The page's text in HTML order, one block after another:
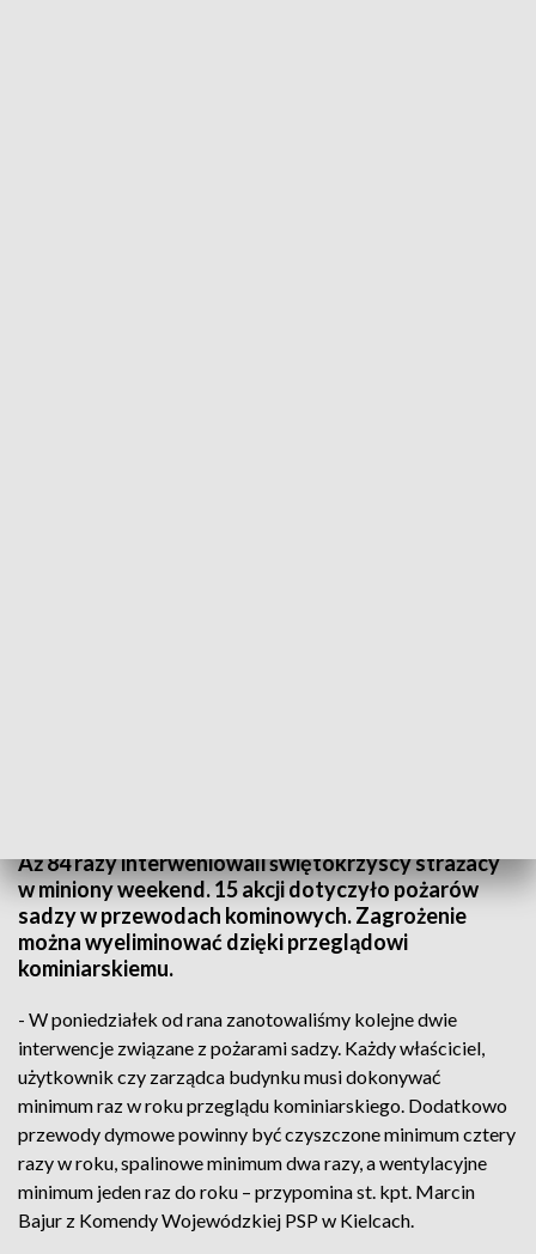
Aż 84 razy interweniowali świętokrzyscy strażacy
w miniony weekend. 15 akcji dotyczyło pożarów
sadzy w przewodach kominowych. Zagrożenie
można wyeliminować dzięki przeglądowi
kominiarskiemu.
- W poniedziałek od rana zanotowaliśmy kolejne dwie
interwencje związane z pożarami sadzy. Każdy właściciel,
użytkownik czy zarządca budynku musi dokonywać
minimum raz w roku przeglądu kominiarskiego. Dodatkowo
przewody dymowe powinny być czyszczone minimum cztery
razy w roku, spalinowe minimum dwa razy, a wentylacyjne
minimum jeden raz do roku – przypomina st. kpt. Marcin
Bajur z Komendy Wojewódzkiej PSP w Kielcach.